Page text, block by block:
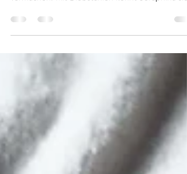
vormachen. Mit Diebstählen kennt Seraphina sich
aus. Und damit, steinreichen Leuten etwas
vorzuspielen. Als Freundin von Adrian
Montparnasse trinkt sie an Bord der Diamond
Empress täglich Champagner zum Frühstück und
schmiedet dabei heimlich Pläne. Sie spielt die
Rolle des It-Girls schon so lange, dass sie
glaubt, tatsächlich dieser gefühlskalte Mensch
geworden zu sein. Wäre da ni